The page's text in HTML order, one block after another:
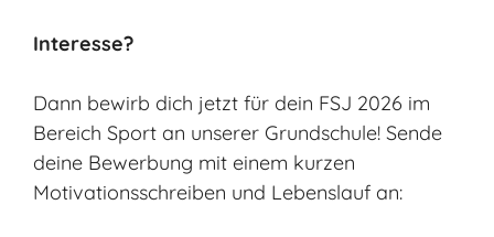
Interesse?
Dann bewirb dich jetzt für dein FSJ 2026 im
Bereich Sport an unserer Grundschule! Sende
deine Bewerbung mit einem kurzen
Motivationsschreiben und Lebenslauf an: